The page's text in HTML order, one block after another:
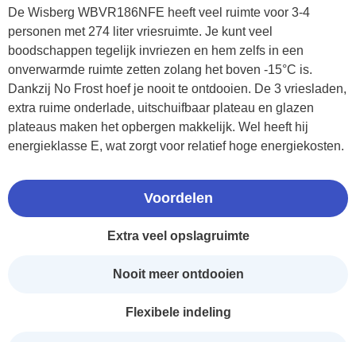
De Wisberg WBVR186NFE heeft veel ruimte voor 3-4
personen met 274 liter vriesruimte. Je kunt veel
boodschappen tegelijk invriezen en hem zelfs in een
onverwarmde ruimte zetten zolang het boven -15°C is.
Dankzij No Frost hoef je nooit te ontdooien. De 3 vriesladen,
extra ruime onderlade, uitschuifbaar plateau en glazen
plateaus maken het opbergen makkelijk. Wel heeft hij
energieklasse E, wat zorgt voor relatief hoge energiekosten.
Voordelen
Extra veel opslagruimte
Nooit meer ontdooien
Flexibele indeling